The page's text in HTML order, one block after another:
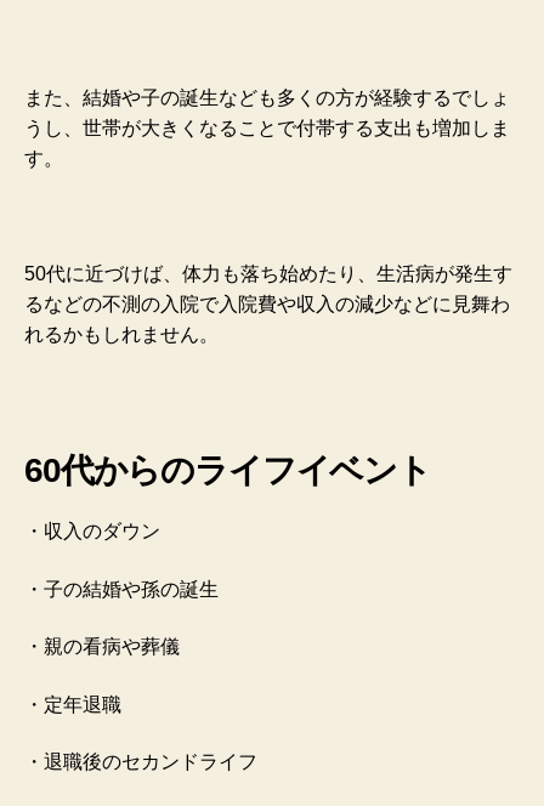
また、結婚や子の誕生なども多くの方が経験するでしょ
うし、世帯が大きくなることで付帯する支出も増加しま
す。
50代に近づけば、体力も落ち始めたり、生活病が発生す
るなどの不測の入院で入院費や収入の減少などに見舞わ
れるかもしれません。
60代からのライフイベント
・収入のダウン
・子の結婚や孫の誕生
・親の看病や葬儀
・定年退職
・退職後のセカンドライフ